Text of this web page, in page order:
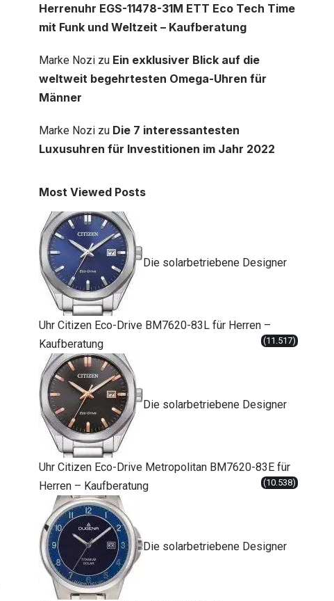
Herrenuhr EGS-11478-31M ETT Eco Tech Time
mit Funk und Weltzeit – Kaufberatung
Marke Nozizu Ein exklusiver Blick auf die
weltweit begehrtesten Omega-Uhren für
Männer
Marke Nozizu Die 7 interessantesten
Luxusuhren für Investitionen im Jahr 2022
Most Viewed Posts
Die solarbetriebene Designer
Uhr Citizen Eco-Drive BM7620-83L für Herren –
Kaufberatung
(11.517)
Die solarbetriebene Designer
Uhr Citizen Eco-Drive Metropolitan BM7620-83E für
Herren – Kaufberatung
(10.538)
Die solarbetriebene Designer